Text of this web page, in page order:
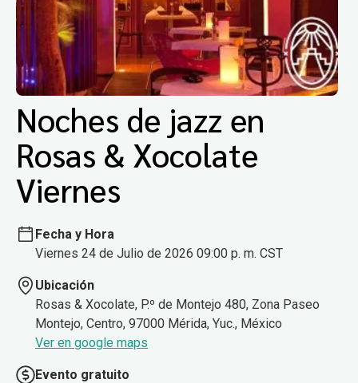
Noches de jazz en
Rosas & Xocolate
Viernes
Fecha y Hora
Viernes 24 de Julio de 2026 09:00 p. m. CST
Ubicación
Rosas & Xocolate, P.º de Montejo 480, Zona Paseo
Montejo, Centro, 97000 Mérida, Yuc., México
Ver en google maps
Evento gratuito